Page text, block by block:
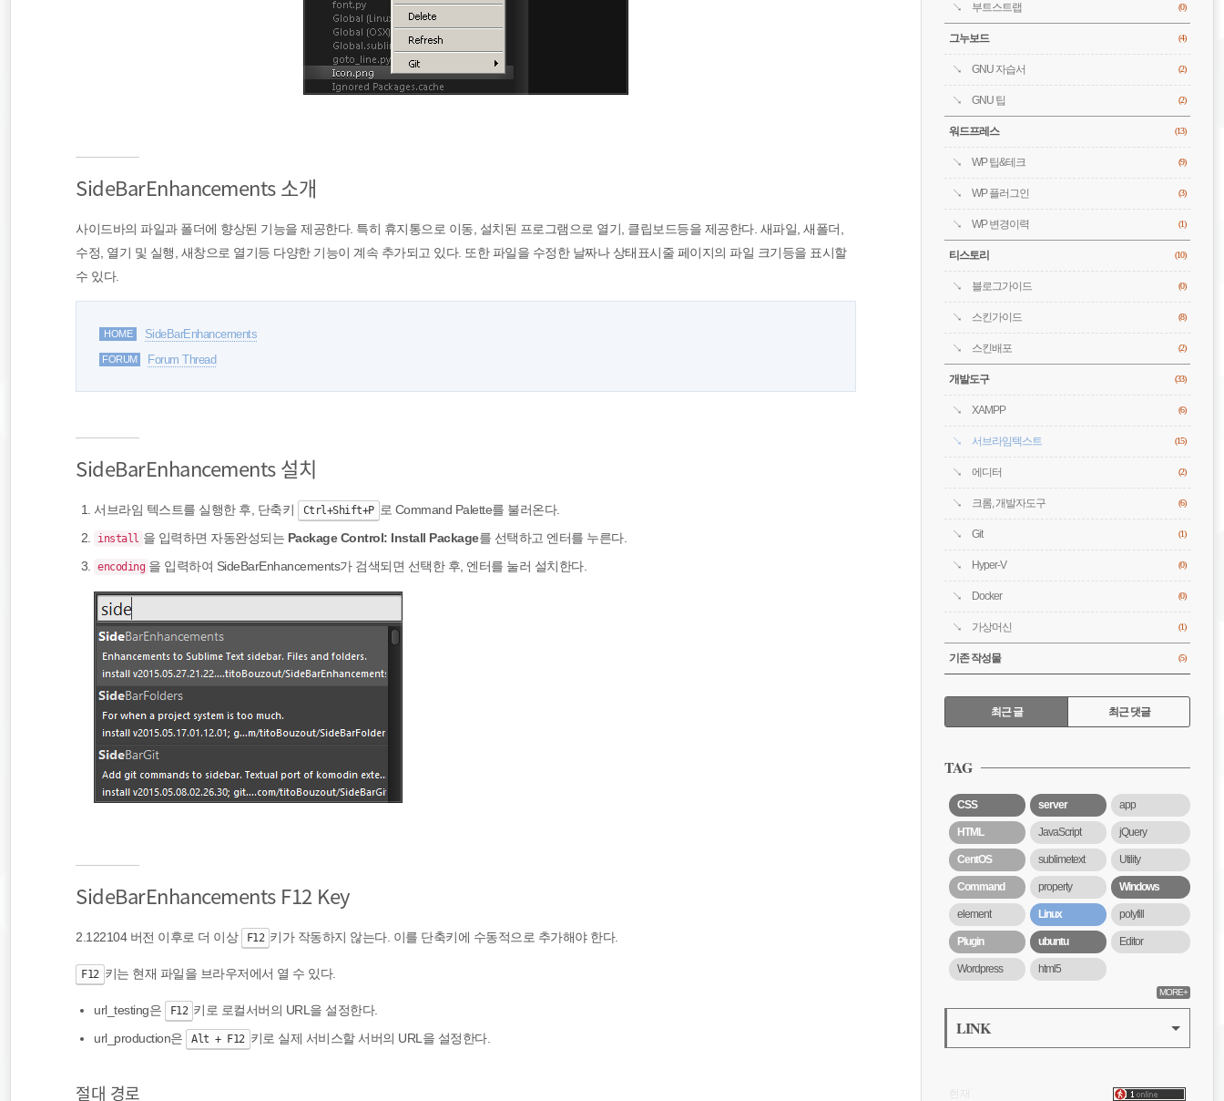
Side​Bar​Enhancements 소개
사이드바의 파일과 폴더에 향상된 기능을 제공한다. 특히 휴지통으로 이동, 설치된 프로그램으로 열기, 클립보드등을 제공한다. 새파일, 새폴더,
수정, 열기 및 실행, 새창으로 열기등 다양한 기능이 계속 추가되고 있다. 또한 파일을 수정한 날짜나 상태표시줄 페이지의 파일 크기등을 표시할
수 있다.
HOME Side​Bar​Enhancements
FORUM Forum Thread
Side​Bar​Enhancements 설치
서브라임 텍스트를 실행한 후, 단축키 Ctrl+Shift+P 로 Command Palette를 불러온다.
install 을 입력하면 자동완성되는 Package Control: Install Package를 선택하고 엔터를 누른다.
encoding 을 입력하여 Side​Bar​Enhancements가 검색되면 선택한 후, 엔터를 눌러 설치한다.
Side​Bar​Enhancements F12 Key
2.122104 버전 이후로 더 이상 F12 키가 작동하지 않는다. 이를 단축키에 수동적으로 추가해야 한다.
F12 키는 현재 파일을 브라우저에서 열 수 있다.
url_testing은 F12 키로 로컬서버의 URL을 설정한다.
url_production은
Alt + F12 키로 실제 서비스할 서버의 URL을 설정한다.
절대 경로
부트스트랩 (0)
그누보드 (4)
GNU 자습서 (2)
GNU 팁 (2)
워드프레스 (13)
WP 팁&테크 (9)
WP 플러그인 (3)
WP 변경이력 (1)
티스토리 (10)
블로그가이드 (0)
스킨가이드 (8)
스킨배포 (2)
개발도구 (33)
XAMPP (6)
서브라임텍스트 (15)
에디터 (2)
크롬, 개발자도구 (6)
Git (1)
Hyper-V (0)
Docker (0)
가상머신 (1)
기존 작성물 (5)
RECENTLY
최근 글 최근 댓글
근
글
TAG
CSS server app
HTML JavaScript jQuery
CentOS sublimetext Utility
Command property Windows
element Linux polyfill
Plugin ubuntu Editor
Wordpress html5
MORE+
LINK
현재